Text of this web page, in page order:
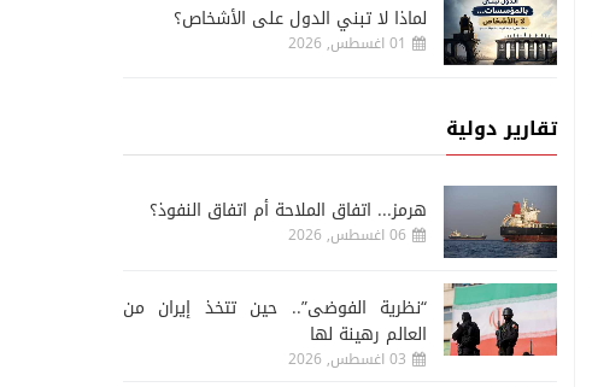
لماذا لا تبني الدول على الأشخاص؟
01 اغسطس, 2026
تقارير دولية
هرمز... اتفاق الملاحة أم اتفاق النفوذ؟
06 اغسطس, 2026
“نظرية الفوضى”.. حين تتخذ إيران من
العالم رهينة لها
03 اغسطس, 2026